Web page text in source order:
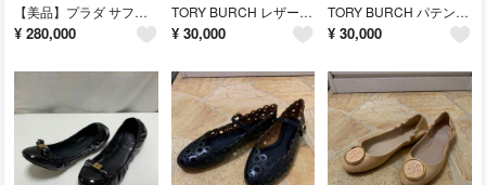
【美品】プラダ サフィアーノ ダイアグラム チェーン ショルダーバッグ 2WAY
¥ 280,000
TORY BURCH レザー メタルキャップトゥ フラット レディース
¥ 30,000
TORY BURCH パテントレザー リボンフラットシューズ レディース
¥ 30,000